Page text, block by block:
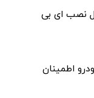
نصب ای بی
اطمینان